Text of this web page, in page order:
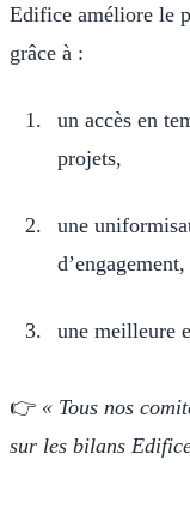
Edifice améliore le
grâce à :
un accès en
projets,
une
d’engagement,
une meilleure
👉 « Tous nos
sur les bilans